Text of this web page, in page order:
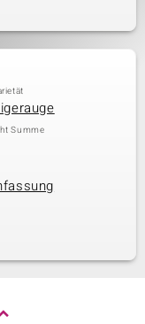
Summe